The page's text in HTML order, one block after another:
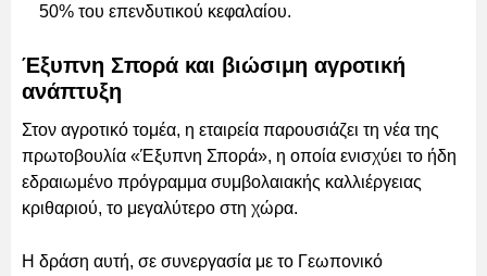
50% του επενδυτικού κεφαλαίου.
Έξυπνη Σπορά και βιώσιμη αγροτική
ανάπτυξη
Στον αγροτικό τομέα, η εταιρεία παρουσιάζει τη νέα της
πρωτοβουλία «Έξυπνη Σπορά», η οποία ενισχύει το ήδη
εδραιωμένο πρόγραμμα συμβολαιακής καλλιέργειας
κριθαριού, το μεγαλύτερο στη χώρα.
Η δράση αυτή, σε συνεργασία με το Γεωπονικό